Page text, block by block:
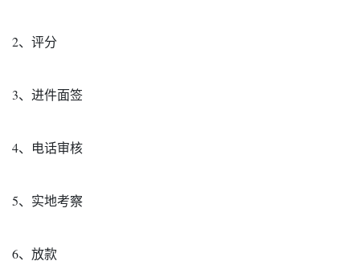
2、评分
3、进件面签
4、电话审核
5、实地考察
6、放款